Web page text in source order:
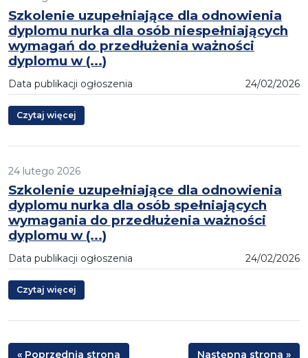
Szkolenie uzupełniające dla odnowienia
dyplomu nurka dla osób niespełniających
wymagań do przedłużenia ważności
dyplomu w (...)
Data publikacji ogłoszenia 24/02/2026
Czytaj więcej
24 lutego 2026
Szkolenie uzupełniające dla odnowienia
dyplomu nurka dla osób spełniających
wymagania do przedłużenia ważności
dyplomu w (...)
Data publikacji ogłoszenia 24/02/2026
Czytaj więcej
« Poprzednia strona Następna strona »